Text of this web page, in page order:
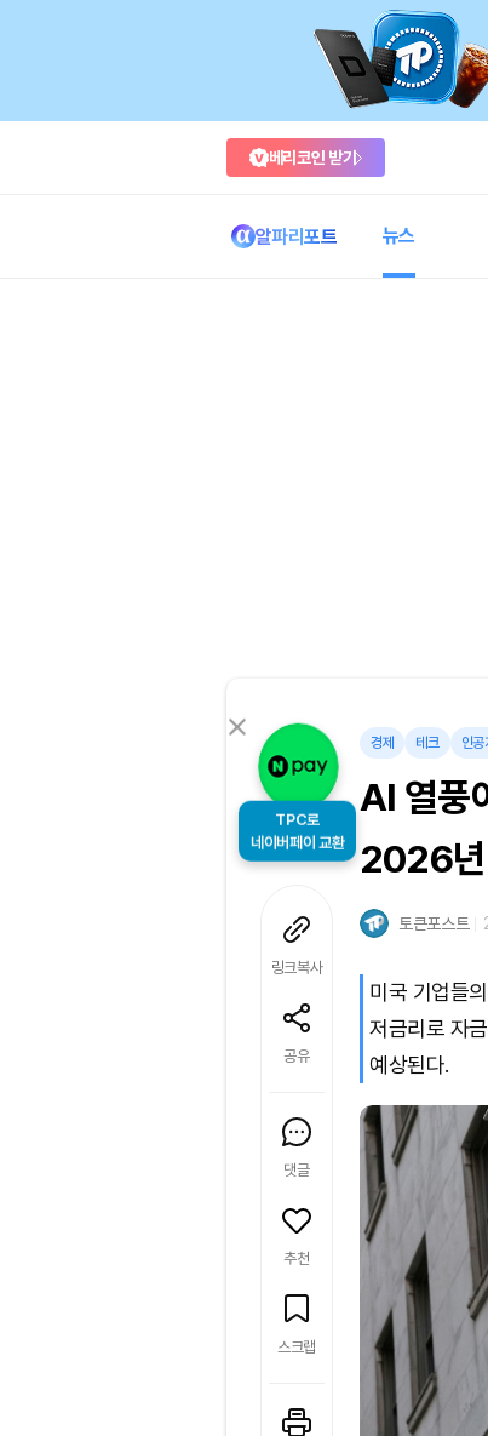
베리코인 받기
알파리포트 뉴스
TPC로
네이버페이 교환
링크복사
공유
댓글
추천
스크랩
경제 테크 인공
AI 열풍
2026년
토큰포스트
미국 기업들
저금리로 자
예상된다.